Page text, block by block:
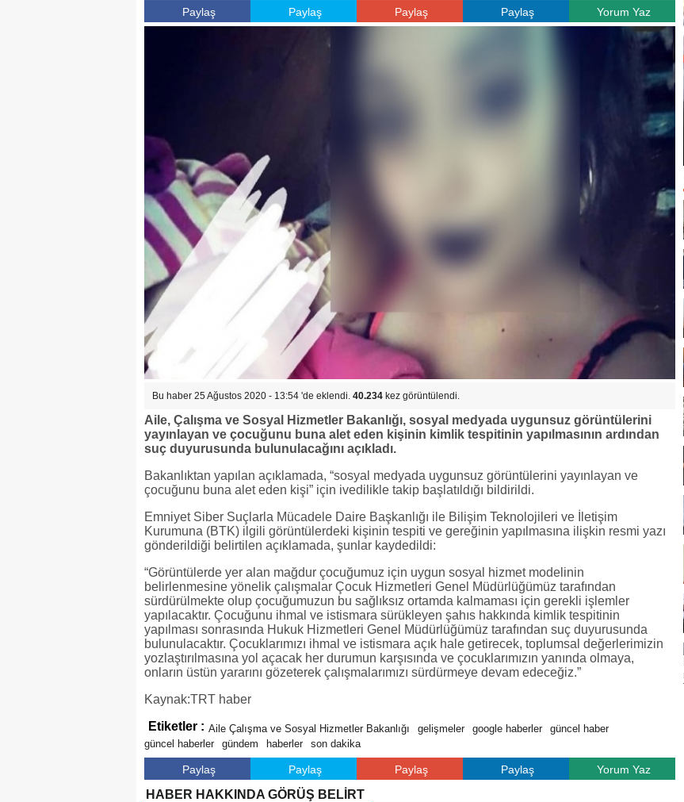
Paylaş Paylaş Paylaş Paylaş Yorum Yaz
Bu haber 25 Ağustos 2020 - 13:54 'de eklendi. 40.234 kez görüntülendi.
Aile, Çalışma ve Sosyal Hizmetler Bakanlığı, sosyal medyada uygunsuz görüntülerini
yayınlayan ve çocuğunu buna alet eden kişinin kimlik tespitinin yapılmasının ardından
suç duyurusunda bulunulacağını açıkladı.
Bakanlıktan yapılan açıklamada, “sosyal medyada uygunsuz görüntülerini yayınlayan ve
çocuğunu buna alet eden kişi” için ivedilikle takip başlatıldığı bildirildi.
Emniyet Siber Suçlarla Mücadele Daire Başkanlığı ile Bilişim Teknolojileri ve İletişim
Kurumuna (BTK) ilgili görüntülerdeki kişinin tespiti ve gereğinin yapılmasına ilişkin resmi yazı
gönderildiği belirtilen açıklamada, şunlar kaydedildi:
“Görüntülerde yer alan mağdur çocuğumuz için uygun sosyal hizmet modelinin
belirlenmesine yönelik çalışmalar Çocuk Hizmetleri Genel Müdürlüğümüz tarafından
sürdürülmekte olup çocuğumuzun bu sağlıksız ortamda kalmaması için gerekli işlemler
yapılacaktır. Çocuğunu ihmal ve istismara sürükleyen şahıs hakkında kimlik tespitinin
yapılması sonrasında Hukuk Hizmetleri Genel Müdürlüğümüz tarafından suç duyurusunda
bulunulacaktır. Çocuklarımızı ihmal ve istismara açık hale getirecek, toplumsal değerlerimizin
yozlaştırılmasına yol açacak her durumun karşısında ve çocuklarımızın yanında olmaya,
onların üstün yararını gözeterek çalışmalarımızı sürdürmeye devam edeceğiz.”
Kaynak:TRT haber
Etiketler : Aile Çalışma ve Sosyal Hizmetler Bakanlığı gelişmeler google haberler
güncel haber
güncel haberler
gündem haberler son dakika
Paylaş Paylaş Paylaş Paylaş Yorum Yaz
HABER HAKKINDA GÖRÜŞ BELİRT